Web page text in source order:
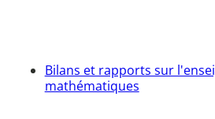
Bilans et rapports sur
mathématiques